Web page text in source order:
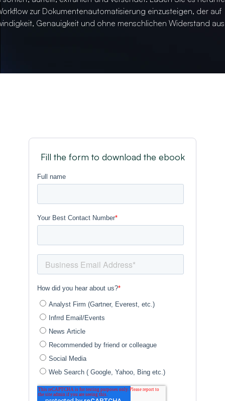
zur Dokumentenautomatisierung einzusteigen, der auf
Genauigkeit und ohne menschlichen Widerstand
Fill the form to download the ebook